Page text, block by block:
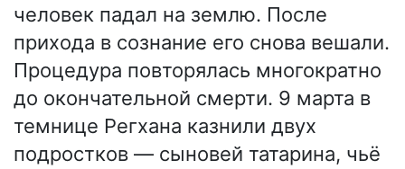
человек падал на землю. После
прихода в сознание его снова вешали.
Процедура повторялась многократно
до окончательной смерти. 9 марта в
темнице Регхана казнили двух
подростков — сыновей татарина, чьё